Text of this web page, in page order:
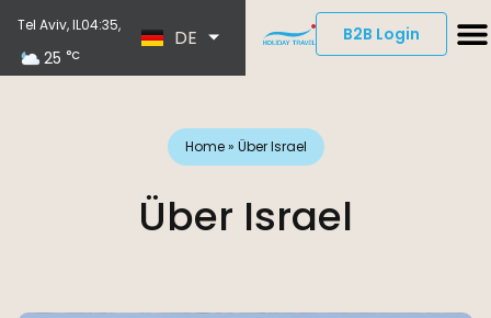
Tel Aviv, IL04:35,
25 °C
DE
ES
B2B Login
Home» Über Israel
Über Israel